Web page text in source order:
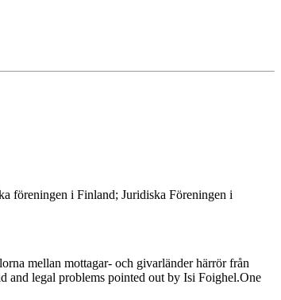
föreningen i Finland; Juridiska Föreningen i
mellan mottagar- och givarländer härrör från
and legal problems pointed out by Isi Foighel.One